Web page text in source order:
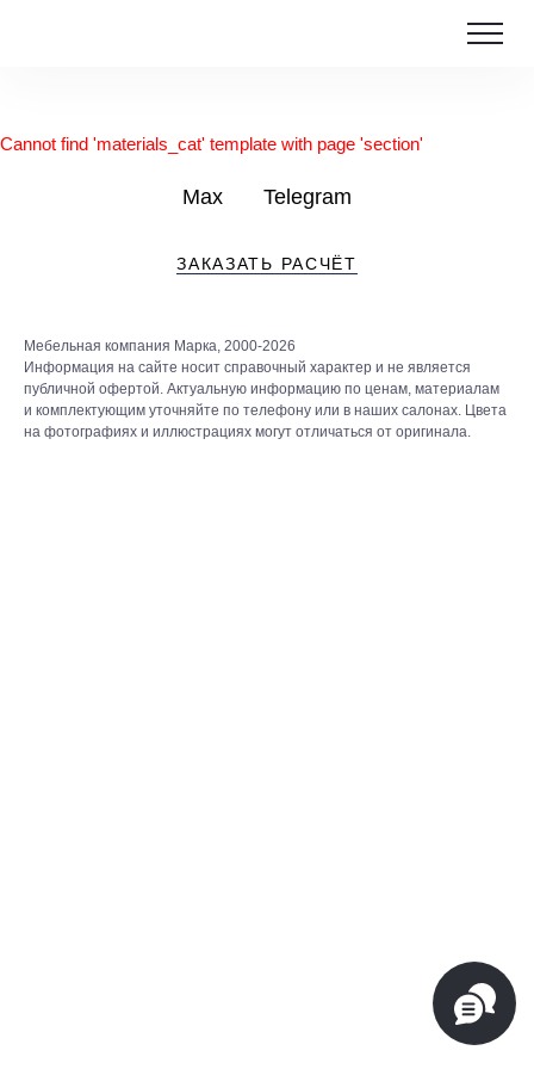
Cannot find 'materials_cat' template with page 'section'
Max Telegram
ЗАКАЗАТЬ РАСЧЁТ
Мебельная компания Марка, 2000-2026
Информация на сайте носит справочный характер и не является
публичной офертой. Актуальную информацию по ценам, материалам
и комплектующим уточняйте по телефону или в наших салонах. Цвета
на фотографиях и иллюстрациях могут отличаться от оригинала.